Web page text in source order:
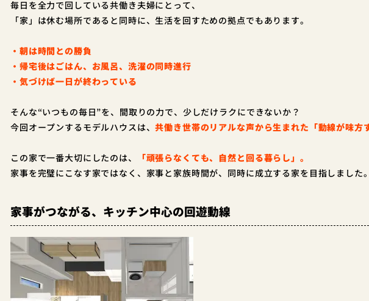
毎日を全力で回している共働き夫婦にとって、
「家」は休む場所であると同時に、生活を回すための拠点でもあります。
・朝は時間との勝負
・帰宅後はごはん、お風呂、洗濯の同時進行
・気づけば一日が終わっている
そんな“いつもの毎日”を、間取りの力で、少しだけラクにできないか？
今回オープンするモデルハウスは、共働き世帯のリアルな声から生まれた「動線が味方
この家で一番大切にしたのは、
「頑張らなくても、自然と回る暮らし」。
家事を完璧にこなす家ではなく、 家事と家族時間が、同時に成立する家を目指しました。
家事がつながる、キッチン中心の回遊動線